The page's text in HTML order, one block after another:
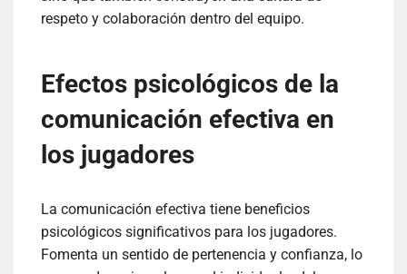
respeto y colaboración dentro del equipo.
Efectos psicológicos de la
comunicación efectiva en
los jugadores
La comunicación efectiva tiene beneficios
psicológicos significativos para los jugadores.
Fomenta un sentido de pertenencia y confianza, lo